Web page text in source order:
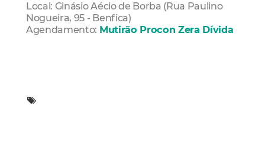
Local: Ginásio Aécio de Borba (Rua Paulino
Nogueira, 95 - Benfica)
Agendamento: Mutirão Procon Zera Dívida